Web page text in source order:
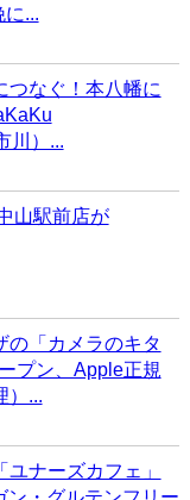
...
つなぐ！本八幡に
川）...
山駅前店が
の「カメラのキタ
プン、Apple正規
）...
ユナーズカフェ」